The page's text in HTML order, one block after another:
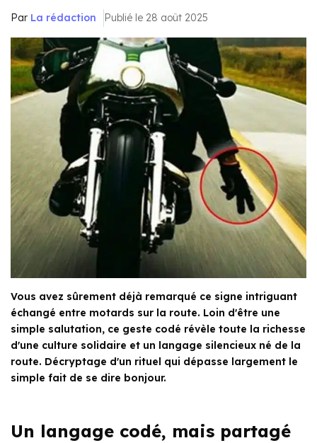
Par La rédaction Publié le 28 août 2025
Vous avez sûrement déjà remarqué ce signe intriguant
échangé entre motards sur la route. Loin d'être une
simple salutation, ce geste codé révèle toute la richesse
d'une culture solidaire et un langage silencieux né de la
route. Décryptage d'un rituel qui dépasse largement le
simple fait de se dire bonjour.
Un langage codé, mais partagé